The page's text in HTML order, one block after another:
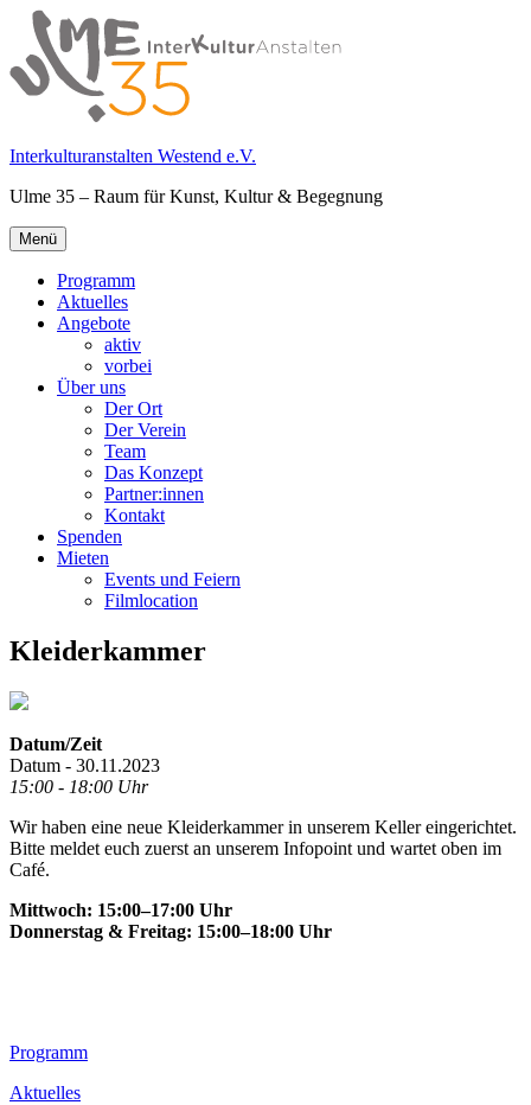
Springe
zum
Inhalt
Interkulturanstalten Westend e.V.
Ulme 35 – Raum für Kunst, Kultur & Begegnung
Primäres
Menü
Menü
Programm
Aktuelles
Angebote
aktiv
vorbei
Über uns
Der Ort
Der Verein
Team
Das Konzept
Partner:innen
Kontakt
Spenden
Mieten
Events und Feiern
Filmlocation
Kleiderkammer
Datum/Zeit
Datum - 30.11.2023
15:00 - 18:00 Uhr
Wir haben eine neue Kleiderkammer in unserem Keller eingerichtet.
Bitte meldet euch zuerst an unserem Infopoint und wartet oben im
Café.
Mittwoch: 15:00–17:00 Uhr
Donnerstag & Freitag: 15:00–18:00 Uhr
Footer
Inhalt
Programm
Aktuelles